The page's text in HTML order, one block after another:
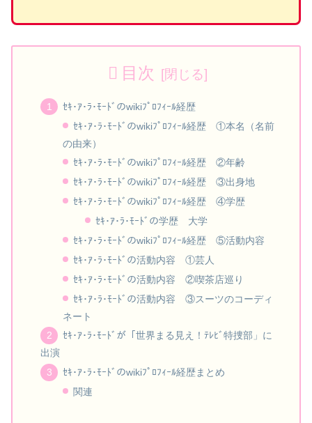
目次
ｾｷ･ｱ･ﾗ･ﾓｰﾄﾞのwikiﾌﾟﾛﾌｨｰﾙ経歴
ｾｷ･ｱ･ﾗ･ﾓｰﾄﾞのwikiﾌﾟﾛﾌｨｰﾙ経歴 ①本名（名前
の由来）
ｾｷ･ｱ･ﾗ･ﾓｰﾄﾞのwikiﾌﾟﾛﾌｨｰﾙ経歴 ②年齢
ｾｷ･ｱ･ﾗ･ﾓｰﾄﾞのwikiﾌﾟﾛﾌｨｰﾙ経歴 ③出身地
ｾｷ･ｱ･ﾗ･ﾓｰﾄﾞのwikiﾌﾟﾛﾌｨｰﾙ経歴 ④学歴
ｾｷ･ｱ･ﾗ･ﾓｰﾄﾞの学歴 大学
ｾｷ･ｱ･ﾗ･ﾓｰﾄﾞのwikiﾌﾟﾛﾌｨｰﾙ経歴 ⑤活動内容
ｾｷ･ｱ･ﾗ･ﾓｰﾄﾞの活動内容 ①芸人
ｾｷ･ｱ･ﾗ･ﾓｰﾄﾞの活動内容 ②喫茶店巡り
ｾｷ･ｱ･ﾗ･ﾓｰﾄﾞの活動内容 ③スーツのコーディ
ネート
ｾｷ･ｱ･ﾗ･ﾓｰﾄﾞが「世界まる見え！ﾃﾚﾋﾞ特捜部」に
出演
ｾｷ･ｱ･ﾗ･ﾓｰﾄﾞのwikiﾌﾟﾛﾌｨｰﾙ経歴まとめ
関連